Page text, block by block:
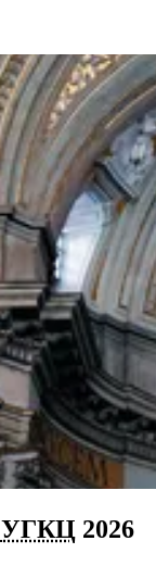
УГКЦ 2026